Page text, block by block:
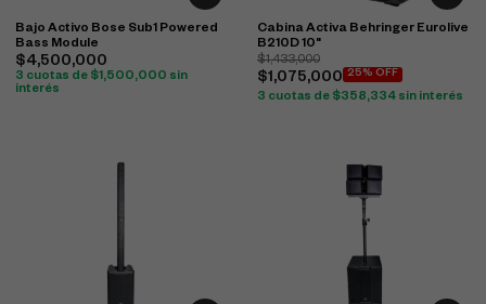
Bajo Activo Bose Sub1 Powered
Bass Module
$4,500,000
3 cuotas de $1,500,000 sin
interés
Cabina Activa Behringer Eurolive
B210D 10"
$1,433,000
$1,075,000 25% OFF
3 cuotas de $358,334 sin interés